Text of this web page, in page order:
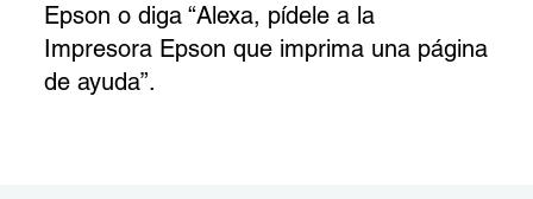
Epson o diga “Alexa, pídele a la
Impresora Epson que imprima una página
de ayuda”.